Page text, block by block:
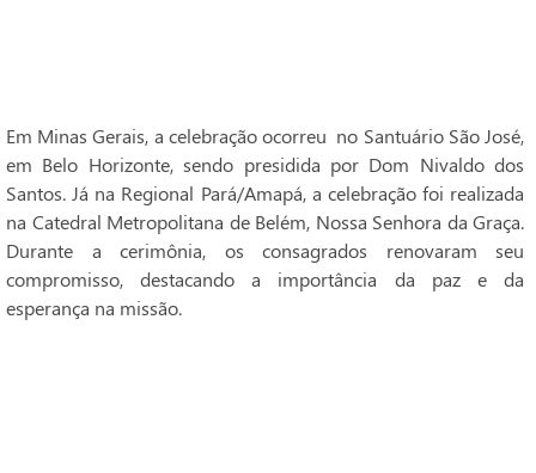
Em Minas Gerais, a celebração ocorreu no Santuário São José,
em Belo Horizonte, sendo presidida por Dom Nivaldo dos
Santos. Já na Regional Pará/Amapá, a celebração foi realizada
na Catedral Metropolitana de Belém, Nossa Senhora da Graça.
Durante a cerimônia, os consagrados renovaram seu
compromisso, destacando a importância da paz e da
esperança na missão.